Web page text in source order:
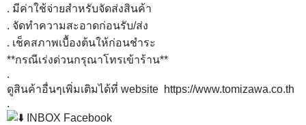
. มีค่าใช้จ่ายสำหรับจัดส่งสินค้า
. จัดทำความสะอาดก่อนรับ/ส่ง
. เช็คสภาพเบื้องต้นให้ก่อนชำระ
**กรณีเร่งด่วนกรุณาโทรเข้าร้าน**
.
ดูสินค้าอื่นๆเพิ่มเติมได้ที่ website https://www.tomizawa.co.th
.
INBOX Facebook